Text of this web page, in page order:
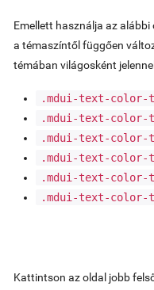
Emellett használja az
a témaszíntől függően
témában világosként
.mdui-text-color-
.mdui-text-color-
.mdui-text-color-
.mdui-text-color-
.mdui-text-color-
.mdui-text-color-
Kattintson az oldal jobb